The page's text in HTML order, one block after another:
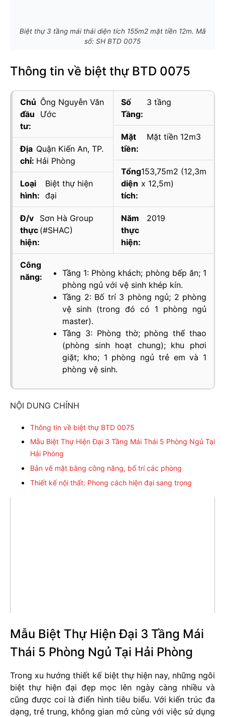
Biệt thự 3 tầng mái thái diện tích 155m2 mặt tiền 12m. Mã
số: SH BTD 0075
Thông tin về biệt thự BTD 0075
Chủ
đầu
tư:
Ông Nguyễn Văn
Ước
Địa
chỉ:
Quận Kiến An, TP.
Hải Phòng
Loại
hình:
Biệt thự hiện
đại
Đ/v
thực
hiện:
Sơn Hà Group
(#SHAC)
Số
Tầng:
3 tầng
Mặt
tiền:
Mặt tiền 12m3
Tổng
diện
tích:
153,75m2 (12,3m
x 12,5m)
Năm
thực
hiện:
2019
Công
năng:
Tầng 1: Phòng khách; phòng bếp ăn; 1
phòng ngủ với vệ sinh khép kín.
Tầng 2: Bố trí 3 phòng ngủ; 2 phòng
vệ sinh (trong đó có 1 phòng ngủ
master).
Tầng 3: Phòng thờ; phòng thể thao
(phòng sinh hoạt chung); khu phơi
giặt; kho; 1 phòng ngủ trẻ em và 1
phòng vệ sinh.
NỘI DUNG CHÍNH
Thông tin về biệt thự BTD 0075
Mẫu Biệt Thự Hiện Đại 3 Tầng Mái Thái 5 Phòng Ngủ Tại
Hải Phòng
Bản vẽ mặt bằng công năng, bố trí các phòng
Thiết kế nội thất: Phong cách hiện đại sang trọng
Mẫu Biệt Thự Hiện Đại 3 Tầng Mái
Thái 5 Phòng Ngủ Tại Hải Phòng
Trong xu hướng thiết kế biệt thự hiện nay, những ngôi
biệt thự hiện đại đẹp mọc lên ngày càng nhiều và
cũng được coi là điển hình tiêu biểu. Với kiến trúc đa
dạng, trẻ trung, không gian mở cùng với việc sử dụng